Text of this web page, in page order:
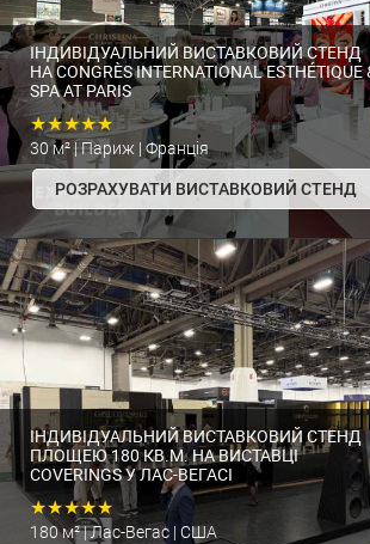
ІНДИВІДУАЛЬНИЙ ВИСТАВКОВИЙ СТЕНД
НА CONGRÈS INTERNATIONAL ESTHÉTIQUE
SPA AT PARIS
★★★★★
30 м² | Париж | Франція
РОЗРАХУВАТИ ВИСТАВКОВИЙ СТЕНД
ІНДИВІДУАЛЬНИЙ ВИСТАВКОВИЙ СТЕНД
ПЛОЩЕЮ 180 КВ.М. НА ВИСТАВЦІ
COVERINGS У ЛАС-ВЕГАСІ
★★★★★
180 м² | Лас-Вегас | США